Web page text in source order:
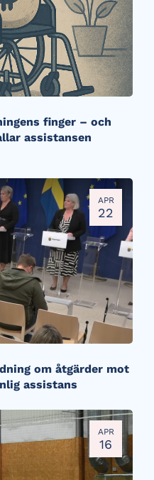
finger – och
assistansen
APR
22
om åtgärder mot
assistans
APR
16